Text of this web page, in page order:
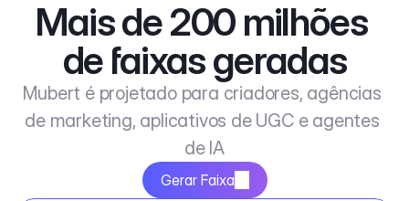
Mais de 200 milhões
de faixas geradas
Mubert é projetado para criadores, agências
de marketing, aplicativos de UGC e agentes
de IA
Gerar Faixa